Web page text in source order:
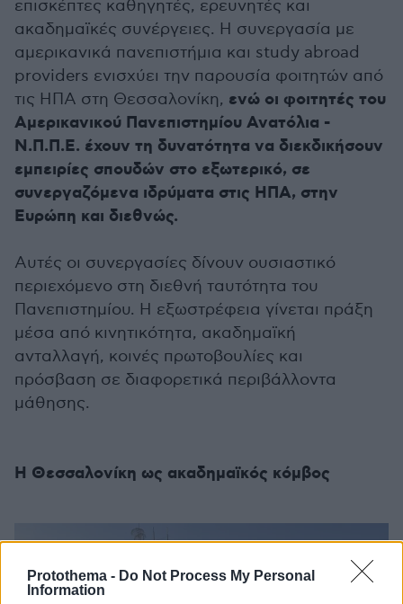
Protothema - Do Not Process My Personal
Information
επισκέπτες καθηγητές, ερευνητές και
ακαδημαϊκές συνέργειες. Η συνεργασία με
αμερικανικά πανεπιστήμια και study abroad
providers ενισχύει την παρουσία φοιτητών από
τις ΗΠΑ στη Θεσσαλονίκη, ενώ οι φοιτητές του
Αμερικανικού Πανεπιστημίου Ανατόλια -
Ν.Π.Π.Ε. έχουν τη δυνατότητα να διεκδικήσουν
εμπειρίες σπουδών στο εξωτερικό, σε
συνεργαζόμενα ιδρύματα στις ΗΠΑ, στην
Ευρώπη και διεθνώς.
Αυτές οι συνεργασίες δίνουν ουσιαστικό
περιεχόμενο στη διεθνή ταυτότητα του
Πανεπιστημίου. Η εξωστρέφεια γίνεται πράξη
μέσα από κινητικότητα, ακαδημαϊκή
ανταλλαγή, κοινές πρωτοβουλίες και
πρόσβαση σε διαφορετικά περιβάλλοντα
μάθησης.
Η Θεσσαλονίκη ως ακαδημαϊκός κόμβος